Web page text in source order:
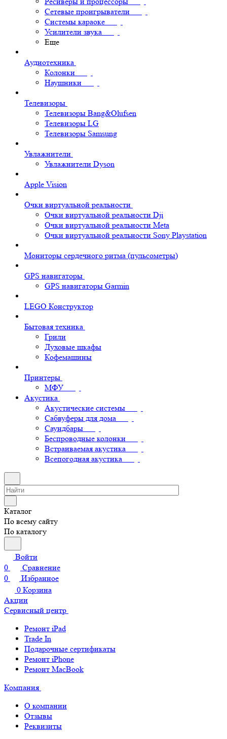
Сетевые проигрыватели
Системы караоке
Усилители звука
Еще
Аудиотехника
Колонки
Наушники
Телевизоры
Телевизоры Bang&Olufsen
Телевизоры LG
Телевизоры Samsung
Увлажнители
Увлажнители Dyson
Apple Vision
Очки виртуальной реальности
Очки виртуальной реальности Dji
Очки виртуальной реальности Meta
Очки виртуальной реальности Sony Playstation
Мониторы сердечного ритма (пульсометры)
GPS навигаторы
GPS навигаторы Garmin
LEGO Конструктор
Бытовая техника
Грили
Духовые шкафы
Кофемашины
Принтеры
МФУ
Акустика
Акустические системы
Сабвуферы для дома
Саундбары
Беспроводные колонки
Встраиваемая акустика
Всепогодная акустика
Каталог
По всему сайту
По каталогу
Войти
0
Сравнение
0
Избранное
0 Корзина
Акции
Сервисный центр
Ремонт iPad
Trade In
Подарочные сертификаты
Ремонт iPhone
Ремонт MacBook
Компания
О компании
Отзывы
Реквизиты